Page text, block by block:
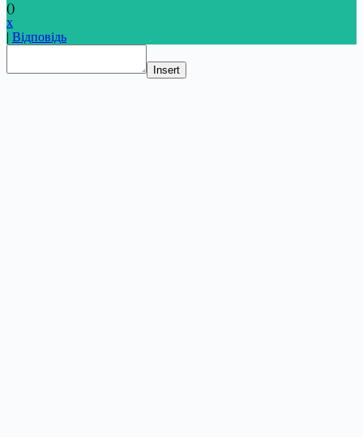
()
x
| Відповідь
Insert